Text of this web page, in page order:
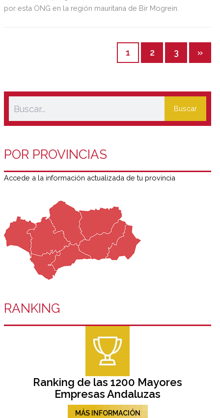
por esta ONG en la región mauritana de Bir Mogrein.
1 2 3 »
Buscar
POR PROVINCIAS
Accede a la información actualizada de tu provincia
RANKING
Ranking de las 1200 Mayores
Empresas Andaluzas
MÁS INFORMACIÓN